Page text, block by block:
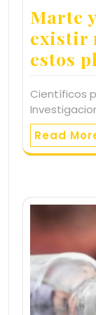
Marte
existir
estos
Científicos
Read